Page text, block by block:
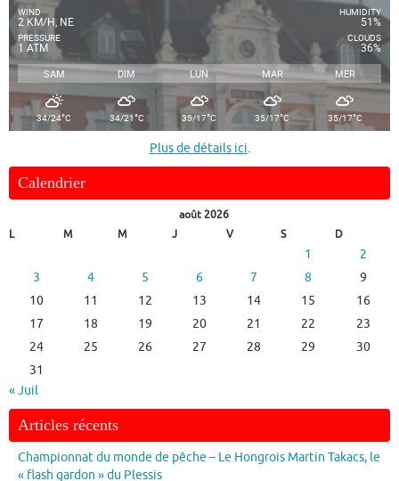
WIND
2 KM/H, NE
PRESSURE
1 ATM
HUMIDITY
51%
CLOUDS
36%
SAM DIM LUN MAR MER
34/24°C 34/21°C 35/17°C 35/17°C 35/17°C
Plus de détails ici.
Calendrier
août 2026
L
M M J V S D
1
2
3
4 5 6 7 8
9
10
11 12 13 14 15
16
17
18 19 20 21 22
23
24
25 26 27 28 29
30
31
« Juil
Articles récents
Championnat du monde de pêche – Le Hongrois Martin Takacs, le
« flash gardon » du Plessis